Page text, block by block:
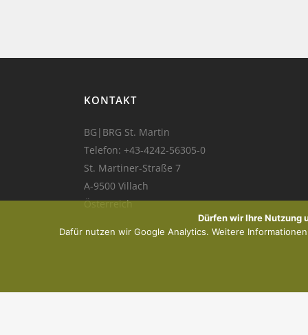
KONTAKT
BG|BRG St. Martin
Telefon: +43-4242-56305-0
St. Martiner-Straße 7
A-9500 Villach
Österreich
Dürfen wir Ihre Nutzung
Dafür nutzen wir Google Analytics. Weitere